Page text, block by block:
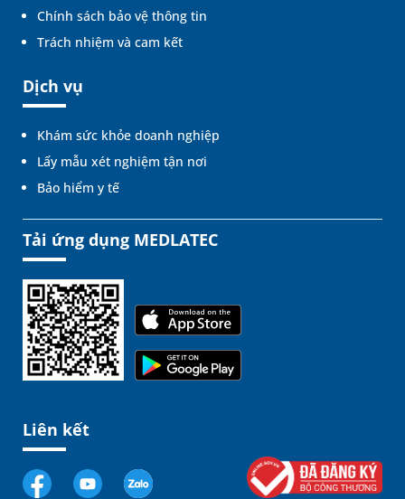
Chính sách bảo vệ thông tin
Trách nhiệm và cam kết
Dịch vụ
Khám sức khỏe doanh nghiệp
Lấy mẫu xét nghiệm tận nơi
Bảo hiểm y tế
Tải ứng dụng MEDLATEC
Liên kết